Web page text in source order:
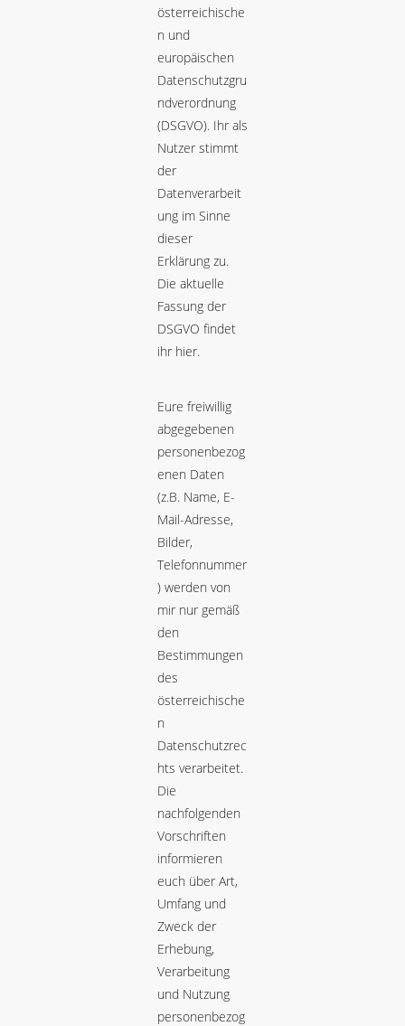
österreichische
n und
europäischen
Datenschutzgru
ndverordnung
(DSGVO). Ihr als
Nutzer stimmt
der
Datenverarbeit
ung im Sinne
dieser
Erklärung zu.
Die aktuelle
Fassung der
DSGVO findet
ihr hier.
Eure freiwillig
abgegebenen
personenbezog
enen Daten
(z.B. Name, E-
Mail-Adresse,
Bilder,
Telefonnummer
) werden von
mir nur gemäß
den
Bestimmungen
des
österreichische
n
Datenschutzrec
hts verarbeitet.
Die
nachfolgenden
Vorschriften
informieren
euch über Art,
Umfang und
Zweck der
Erhebung,
Verarbeitung
und Nutzung
personenbezog